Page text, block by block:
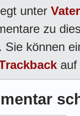
unter
zu
Sie können